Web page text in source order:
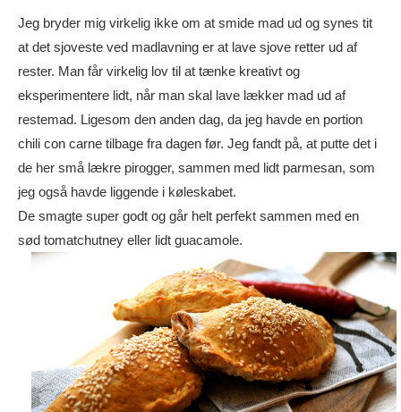
Jeg bryder mig virkelig ikke om at smide mad ud og synes tit
at det sjoveste ved madlavning er at lave sjove retter ud af
rester. Man får virkelig lov til at tænke kreativt og
eksperimentere lidt, når man skal lave lækker mad ud af
restemad. Ligesom den anden dag, da jeg havde en portion
chili con carne tilbage fra dagen før. Jeg fandt på, at putte det i
de her små lækre pirogger, sammen med lidt parmesan, som
jeg også havde liggende i køleskabet.
De smagte super godt og går helt perfekt sammen med en
sød tomatchutney eller lidt guacamole.